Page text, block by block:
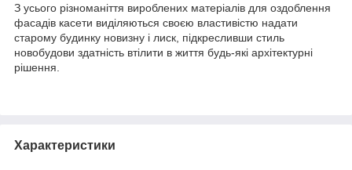
З усього різноманіття вироблених матеріалів для оздоблення
фасадів касети виділяються своєю властивістю надати
старому будинку новизну і лиск, підкресливши стиль
новобудови здатність втілити в життя будь-які архітектурні
рішення.
Характеристики